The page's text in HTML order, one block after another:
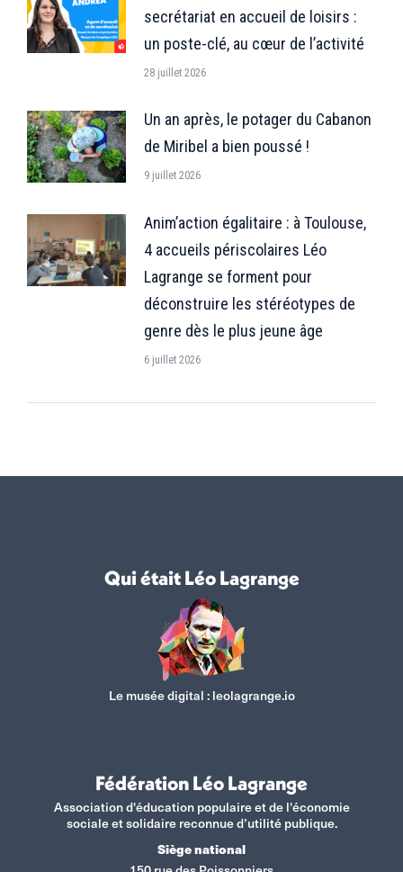
secrétariat en accueil de loisirs :
un poste-clé, au cœur de l’activité
28 juillet 2026
Un an après, le potager du Cabanon
de Miribel a bien poussé !
9 juillet 2026
Anim’action égalitaire : à Toulouse,
4 accueils périscolaires Léo
Lagrange se forment pour
déconstruire les stéréotypes de
genre dès le plus jeune âge
6 juillet 2026
Qui était Léo Lagrange
Le musée digital : leolagrange.io
Fédération Léo Lagrange
Association d'éducation populaire et de l'économie
sociale et solidaire reconnue d’utilité publique.
Siège national